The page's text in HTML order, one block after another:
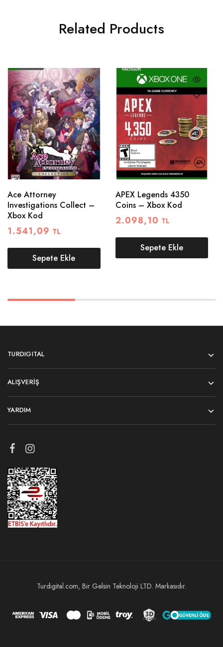
Related Products
Ace Attorney
Investigations Collect –
Xbox Kod
1.541,09 TL
Sepete Ekle
APEX Legends 4350
Coins – Xbox Kod
2.098,10 TL
Sepete Ekle
TURDIGITAL
ALIŞVERIŞ
YARDIM
Turdigital.com, Bir Gelsin Teknoloji LTD. Markasıdır.